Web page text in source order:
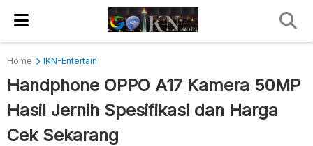
Home IKN-Entertain
Handphone OPPO A17 Kamera 50MP
Hasil Jernih Spesifikasi dan Harga
Cek Sekarang